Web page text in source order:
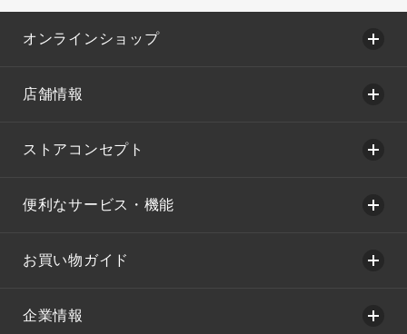
オンラインショップ
店舗情報
ストアコンセプト
便利なサービス・機能
お買い物ガイド
企業情報